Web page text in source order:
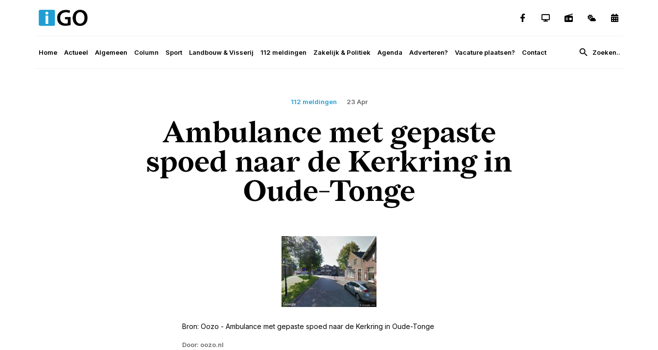
Home Actueel Algemeen Column Sport Landbouw & Visserij 112 meldingen Zakelijk & Politiek Agenda Adverteren? Vacature plaatsen? Contact
112 meldingen 23 Apr
Ambulance met gepaste
spoed naar de Kerkring in
Oude-Tonge
Bron: Oozo - Ambulance met gepaste spoed naar de Kerkring in Oude-Tonge
Door: oozo.nl